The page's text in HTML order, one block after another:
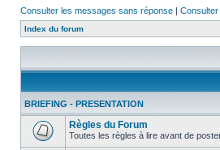
Consulter les messages sans réponse |
Index du forum
BRIEFING - PRESENTATION
Règles du Forum
Toutes les règles à lire avant de